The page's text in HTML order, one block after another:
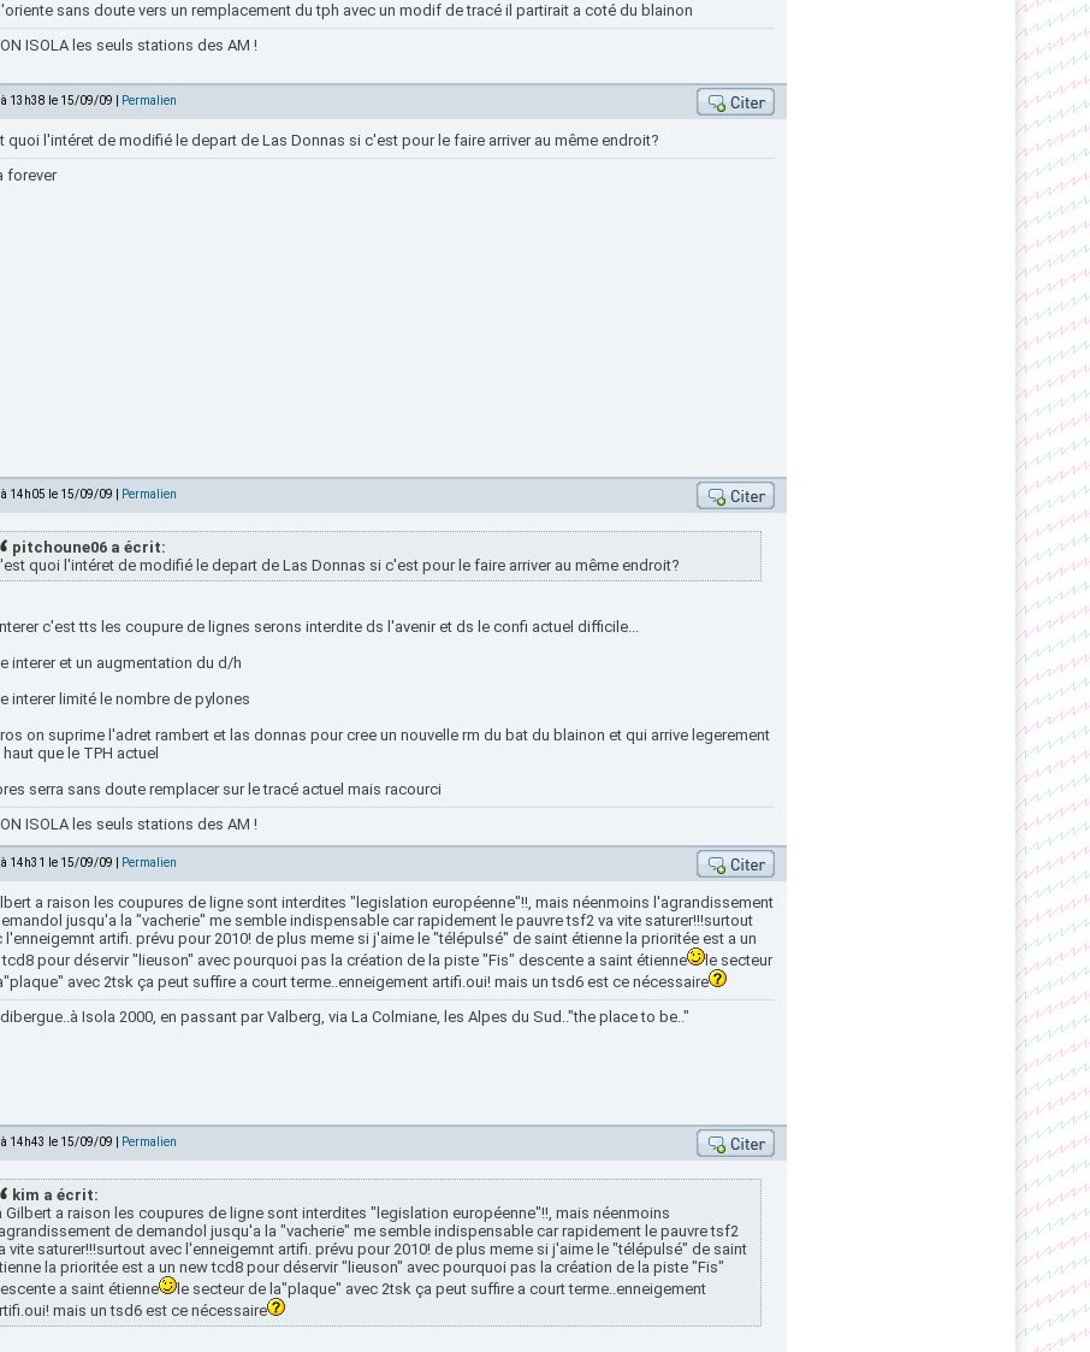
sans doute vers un remplacement du tph avec un modif de tracé il partirait a coté du blainon
ISOLA les seuls stations des AM !
à 13h38 le 15/09/09 | Permalien
quoi l'intéret de modifié le depart de Las Donnas si c'est pour le faire arriver au même endroit?
forever
à 14h05 le 15/09/09 | Permalien
pitchoune06 a écrit:
quoi l'intéret de modifié le depart de Las Donnas si c'est pour le faire arriver au même endroit?
c'est tts les coupure de lignes serons interdite ds l'avenir et ds le confi actuel difficile...
interer et un augmentation du d/h
interer limité le nombre de pylones
on suprime l'adret rambert et las donnas pour cree un nouvelle rm du bat du blainon et qui arrive legerement
que le TPH actuel
serra sans doute remplacer sur le tracé actuel mais racourci
ISOLA les seuls stations des AM !
à 14h31 le 15/09/09 | Permalien
a raison les coupures de ligne sont interdites "legislation européenne"!!, mais néenmoins l'agrandissement
jusqu'a la "vacherie" me semble indispensable car rapidement le pauvre tsf2 va vite saturer!!!surtout
l'enneigemnt artifi. prévu pour 2010! de plus meme si j'aime le "télépulsé" de saint étienne la prioritée est a un
pour déservir "lieuson" avec pourquoi pas la création de la piste "Fis" descente a saint étienne
le secteur
avec 2tsk ça peut suffire a court terme..enneigement artifi.oui! mais un tsd6 est ce nécessaire
Isola 2000, en passant par Valberg, via La Colmiane, les Alpes du Sud.."the place to be.."
à 14h43 le 15/09/09 | Permalien
kim a écrit:
Gilbert a raison les coupures de ligne sont interdites "legislation européenne"!!, mais néenmoins
de demandol jusqu'a la "vacherie" me semble indispensable car rapidement le pauvre tsf2
vite saturer!!!surtout avec l'enneigemnt artifi. prévu pour 2010! de plus meme si j'aime le "télépulsé" de saint
la prioritée est a un new tcd8 pour déservir "lieuson" avec pourquoi pas la création de la piste "Fis"
a saint étienne
le secteur de la"plaque" avec 2tsk ça peut suffire a court terme..enneigement
mais un tsd6 est ce nécessaire